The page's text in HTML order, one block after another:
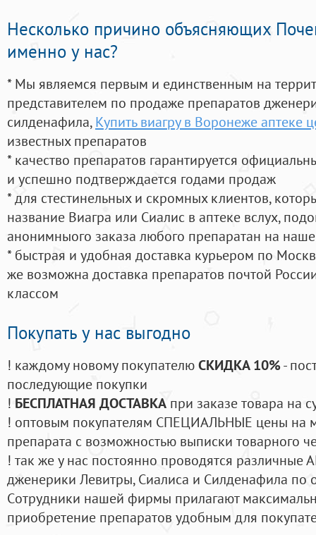
Несколько причино объясняющих
именно у нас?
* Мы являемся первым и единственным на
представителем по продаже препаратов
силденафила, Купить виагру в Воронеже аптеке
известных препаратов
* качество препаратов гарантируется
и успешно подтверждается годами продаж
* для стестинельных и скромных клиентов,
название Виагра или Сиалис в аптеке вслух,
анонимныого заказа любого препаратан на
* быстрая и удобная доставка курьером по
же возможна доставка препаратов почтой
классом
Покупать у нас выгодно
! каждому новому покупателюСКИДКА 10%-
последующие покупки
! БЕСПЛАТНАЯ ДОСТАВКА при заказе товара на
! оптовым покупателям СПЕЦИАЛЬНЫЕ цены на
препарата с возможностью выписки товарного
! так же у нас постоянно проводятся
дженерики Левитры, Сиалиса и Силденафила по
Cотрудники нашей фирмы прилагают
приобретение препаратов удобным для